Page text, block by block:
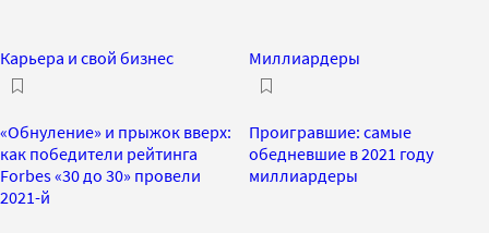
Карьера и свой бизнес
«Обнуление» и прыжок вверх:
как победители рейтинга
Forbes «30 до 30» провели
2021-й
Миллиардеры
Проигравшие: самые
обедневшие в 2021 году
миллиардеры